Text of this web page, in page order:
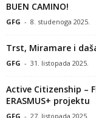
BUEN CAMINO!
GFG - 8. studenoga 2025.
Trst, Miramare i
GFG - 31. listopada 2025.
Active Citizenship –
ERASMUS+ projektu
GFG - 27. listopada 2025.